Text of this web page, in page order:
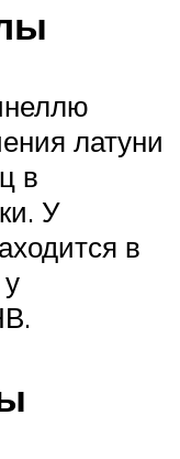
латуни
в
У
в